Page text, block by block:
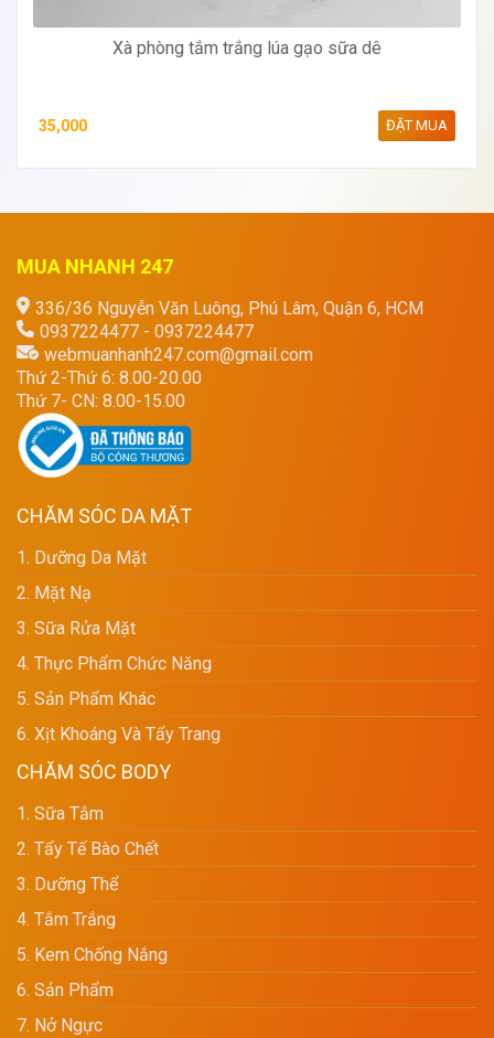
Xà phòng tắm trắng lúa gạo sữa dê
35,000 ĐẶT MUA
MUA NHANH 247
336/36 Nguyễn Văn Luông, Phú Lâm, Quận 6, HCM
0937224477 - 0937224477
webmuanhanh247.com@gmail.com
Thứ 2-Thứ 6: 8.00-20.00
Thứ 7- CN: 8.00-15.00
CHĂM SÓC DA MẶT
1. Dưỡng Da Mặt
2. Mặt Nạ
3. Sữa Rửa Mặt
4. Thực Phẩm Chức Năng
5. Sản Phẩm Khác
6. Xịt Khoáng Và Tẩy Trang
CHĂM SÓC BODY
1. Sữa Tắm
2. Tẩy Tế Bào Chết
3. Dưỡng Thể
4. Tắm Trắng
5. Kem Chống Nắng
6. Sản Phẩm
7. Nở Ngực